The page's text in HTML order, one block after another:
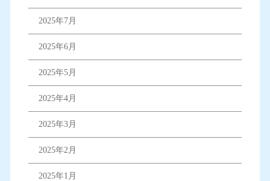
2025年7月
2025年6月
2025年5月
2025年4月
2025年3月
2025年2月
2025年1月